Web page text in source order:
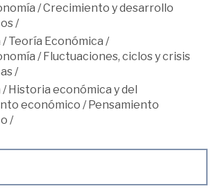
/Crecimiento y desarrollo
/
/Teoría Económica /
/Fluctuaciones, ciclos y crisis
/
/Historia económica y del
económico /Pensamiento
/